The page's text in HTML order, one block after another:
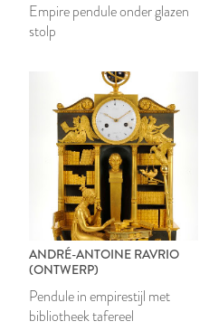
Empire pendule onder glazen
stolp
ANDRÉ-ANTOINE RAVRIO
(ONTWERP)
Pendule in empirestijl met
bibliotheek tafereel